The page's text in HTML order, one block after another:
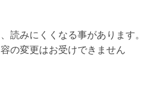
読みにくくなる事があります。
の変更はお受けできません